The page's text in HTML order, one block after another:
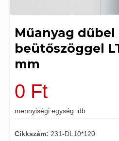
Műanyag dűbel
beütőszöggel
mm
0 Ft
mennyiségi egység: db
Cikkszám: 231-DL10*120